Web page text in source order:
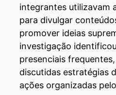
integrantes utilizavam
para divulgar
promover ideias
investigação
presenciais
discutidas estratégias
ações organizadas